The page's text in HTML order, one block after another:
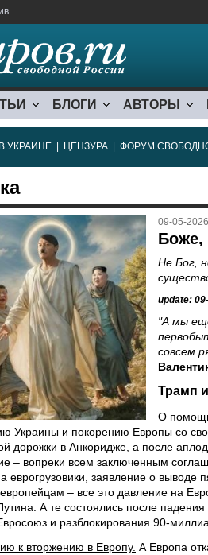
БЛОГИ АВТОРЫ
УКРАИНЕ ЦЕНЗУРА ФОРУМ
09-05-
Боже,
Не Бог,
update:
"А мы
совсем
Трамп
О
Украины и покорению Европы со
дорожки в Анкоридже, а после
– вопреки всем заключенным
еврогрузовики, заявление о выводе
европейцам – все это давление на
А те состоялись после
и разблокирования 90-
к вторжению в Европу. А Европа